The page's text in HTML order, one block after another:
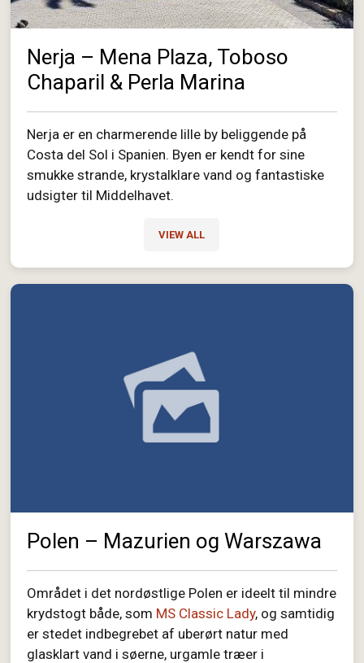
Nerja – Mena Plaza, Toboso
Chaparil & Perla Marina
Nerja er en charmerende lille by beliggende på
Costa del Sol i Spanien. Byen er kendt for sine
smukke strande, krystalklare vand og fantastiske
udsigter til Middelhavet.
VIEW ALL
Polen – Mazurien og Warszawa
Området i det nordøstlige Polen er ideelt til mindre
krydstogt både, som MS Classic Lady, og samtidig
er stedet indbegrebet af uberørt natur med
glasklart vand i søerne, urgamle træer i